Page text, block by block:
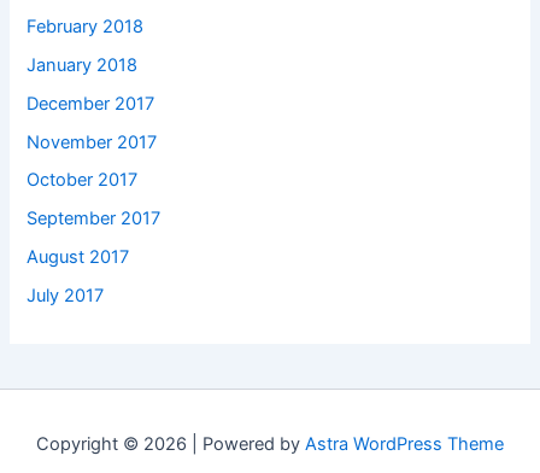
February 2018
January 2018
December 2017
November 2017
October 2017
September 2017
August 2017
July 2017
Copyright © 2026 | Powered by Astra WordPress Theme